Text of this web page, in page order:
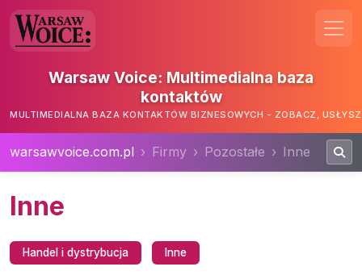
Warsaw Voice: Multimedialna baza
kontaktów
MULTIMEDIALNA BAZA KONTAKTÓW BIZNESOWYCH - ZOBACZ,
warsawvoice.com.pl Firmy Pozostałe Inne
Inne
Handel i dystrybucja Inne